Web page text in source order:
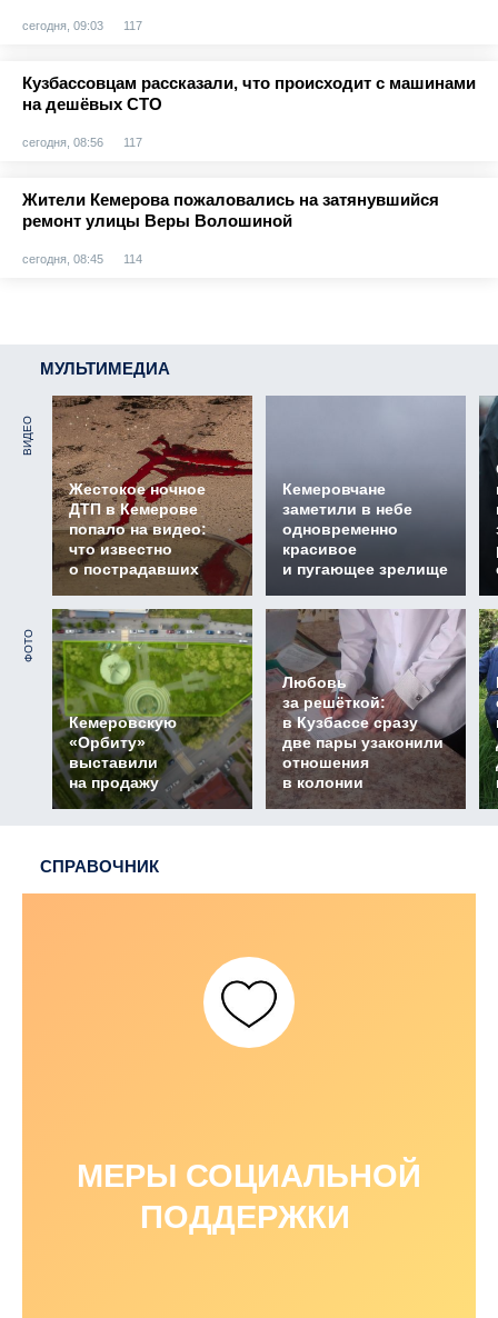
сегодня, 09:03 117
Кузбассовцам рассказали, что происходит с машинами
на дешёвых СТО
сегодня, 08:56 117
Жители Кемерова пожаловались на затянувшийся
ремонт улицы Веры Волошиной
сегодня, 08:45 114
МУЛЬТИМЕДИА
ВИДЕО
Жестокое ночное
ДТП в Кемерове
попало на видео:
что известно
о пострадавших
Кемеровчане
заметили в небе
одновременно
красивое
и пугающее зрелище
ФОТО
Кемеровскую
«Орбиту»
выставили
на продажу
Любовь
за решёткой:
в Кузбассе сразу
две пары узаконили
отношения
в колонии
СПРАВОЧНИК
МЕРЫ СОЦИАЛЬНОЙ
ПОДДЕРЖКИ